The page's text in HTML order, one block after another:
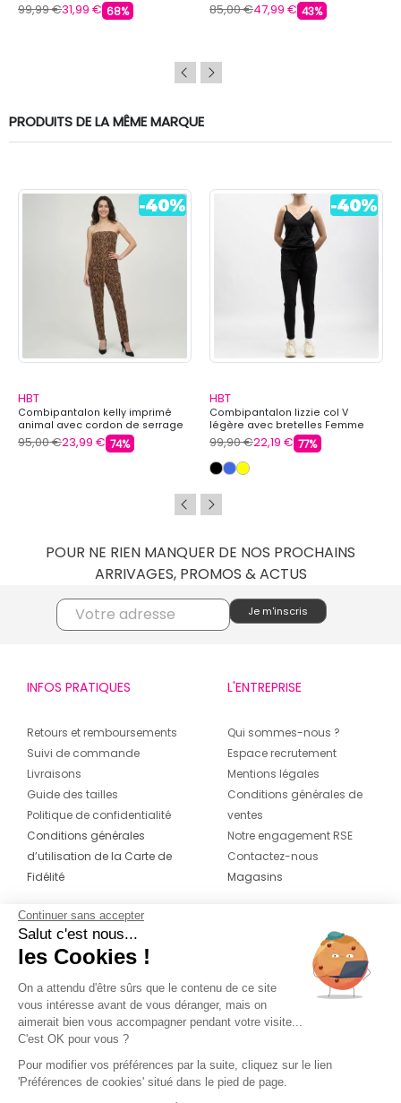
99,99 €31,99 € 68% 85,00 €47,99 € 43%
PRODUITS DE LA MÊME MARQUE
HBT
Combipantalon kelly imprimé
animal avec cordon de serrage
Femme HBT
95,00 €23,99 € 74%
HBT
Combipantalon lizzie col V
légère avec bretelles Femme
HBT
99,90 €22,19 € 77%
POUR NE RIEN MANQUER DE NOS PROCHAINS
ARRIVAGES, PROMOS & ACTUS
INFOS PRATIQUES
Retours et remboursements
Suivi de commande
Livraisons
Guide des tailles
Politique de confidentialité
Conditions générales
d’utilisation de la Carte de
Fidélité
L'ENTREPRISE
Qui sommes-nous ?
Espace recrutement
Mentions légales
Conditions générales de
ventes
Notre engagement RSE
Contactez-nous
Magasins
CONTACT
04 42 20 78 42
Du lundi au jeudi de 8h30 à 16h30 & le
vendredi de 8h30 à 15h30
Continuer sans accepter
Salut c'est nous...
les Cookies !
On a attendu d'être sûrs que le contenu de ce site
vous intéresse avant de vous déranger, mais on
aimerait bien vous accompagner pendant votre visite...
C'est OK pour vous ?
Pour modifier vos préférences par la suite, cliquez sur le lien
'Préférences de cookies' situé dans le pied de page.